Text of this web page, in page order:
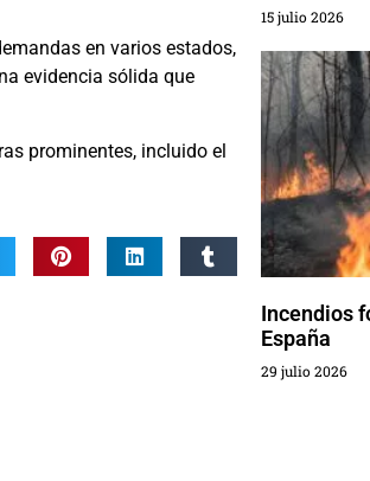
en varios estados,
evidencia sólida que
prominentes, incluido el
15 julio 2026
Incendios
España
29 julio 2026